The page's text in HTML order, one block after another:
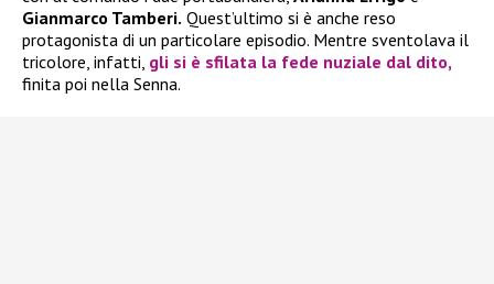
Gianmarco Tamberi. Quest’ultimo si è anche reso
protagonista di un particolare episodio. Mentre sventolava il
tricolore, infatti, gli si è sfilata la fede nuziale dal dito,
finita poi nella Senna.